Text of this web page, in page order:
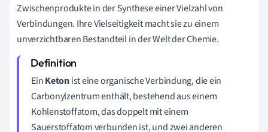
Zwischenprodukte in der Synthese einer Vielzahl von
Verbindungen. Ihre Vielseitigkeit macht sie zu einem
unverzichtbaren Bestandteil in der Welt der Chemie.
EinKetonist eine organische Verbindung, die ein
Carbonylzentrum enthält, bestehend aus einem
Kohlenstoffatom, das doppelt mit einem
Sauerstoffatom verbunden ist, und zwei anderen